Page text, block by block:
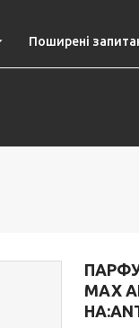
Поширені
MAX